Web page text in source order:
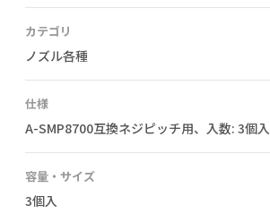
カテゴリ
ノズル各種
仕様
A-SMP8700互換ネジピッチ用、入数: 3個入
容量・サイズ
3個入